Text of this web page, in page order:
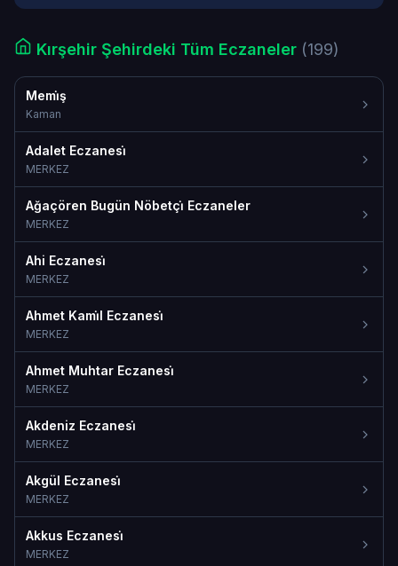
Kırşehir Şehirdeki Tüm Eczaneler (199)
Memi̇ş
Kaman
Adalet Eczanesi̇
MERKEZ
Ağaçören Bugün Nöbetçi̇ Eczaneler
MERKEZ
Ahi Eczanesi̇
MERKEZ
Ahmet Kami̇l Eczanesi̇
MERKEZ
Ahmet Muhtar Eczanesi̇
MERKEZ
Akdeniz Eczanesi̇
MERKEZ
Akgül Eczanesi̇
MERKEZ
Akkus Eczanesi̇
MERKEZ